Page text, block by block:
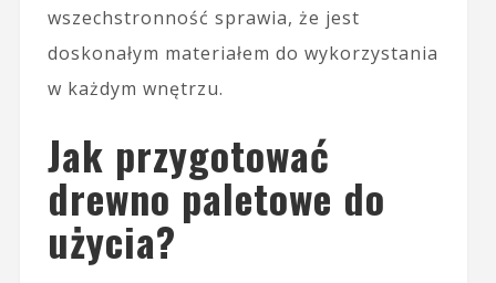
wszechstronność sprawia, że jest
doskonałym materiałem do wykorzystania
w każdym wnętrzu.
Jak przygotować
drewno paletowe do
użycia?